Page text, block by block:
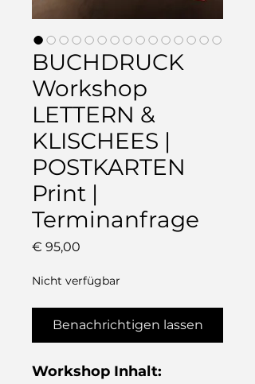
BUCHDRUCK
Workshop
LETTERN &
KLISCHEES |
POSTKARTEN
Print |
Terminanfrage
€ 95,00
Nicht verfügbar
Benachrichtigen lassen
Workshop Inhalt: